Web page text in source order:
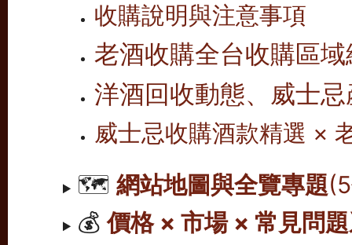
收購說明與注意事項
老酒收購全台收購區
洋酒回收動態、威士
威士忌收購酒款精選 ×
🗺️網站地圖與全覽專題
💰價格 × 市場 × 常見問